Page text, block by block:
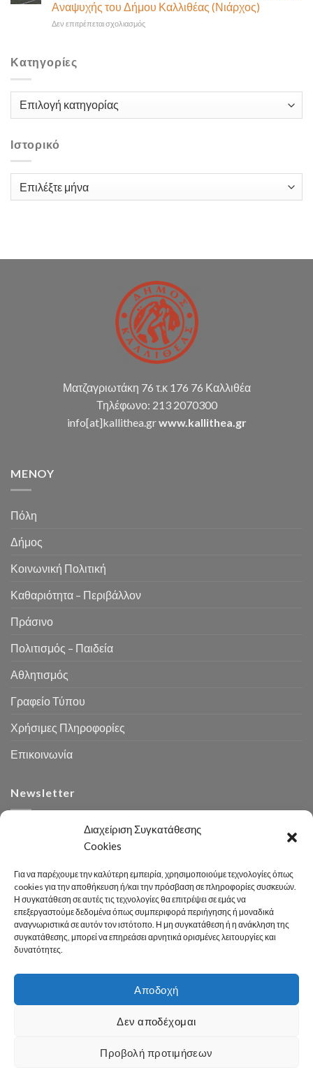
Διαχείριση Συγκατάθεσης
Cookies
Για να παρέχουμε την καλύτερη εμπειρία, χρησιμοποιούμε τεχνολογίες όπως
cookies για την αποθήκευση ή/και την πρόσβαση σε πληροφορίες συσκευών.
Η συγκατάθεση σε αυτές τις τεχνολογίες θα επιτρέψει σε εμάς να
επεξεργαστούμε δεδομένα όπως συμπεριφορά περιήγησης ή μοναδικά
αναγνωριστικά σε αυτόν τον ιστότοπο. Η μη συγκατάθεση ή η ανάκληση της
συγκατάθεσης, μπορεί να επηρεάσει αρνητικά ορισμένες λειτουργίες και
δυνατότητες.
Αποδοχή
Δεν αποδέχομαι
Προβολή προτιμήσεων
Αυγούστου
&
Καλλιθέας
Ηλεκτρονικός
Διαγωνισμός,
«Παροχή
λογιστικής
οικ.
Αναψυχής του Δήμου Καλλιθέας (Νιάρχος)
Δεν επιτρέπεται σχολιασμόςστο
ποδοσφαίρου
Δημοτικό
Καλλιθέας
Κατηγορίες
Κατηγορίες
Ιστορικό
Ιστορικό
Ματζαγριωτάκη 76 τ.κ 176 76 Καλλιθέα
Τηλέφωνο: 213 2070300
info[at]kallithea.grwww.kallithea.gr
MENOY
Πόλη
Δήμος
Κοινωνική Πολιτική
Καθαριότητα – Περιβάλλον
Πράσινο
Πολιτισμός – Παιδεία
Αθλητισμός
Γραφείο Τύπου
Χρήσιμες Πληροφορίες
Επικοινωνία
Newsletter
Αναζήτηση
Developed 2026 by
Πολιτισμός – Παιδεία Αθλητισμός
Χρήσιμες Πληροφορίες
Επικοινωνία